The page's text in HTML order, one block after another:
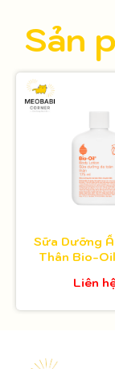
Sản
Sữa Dưỡng
Thân Bio-
Liên